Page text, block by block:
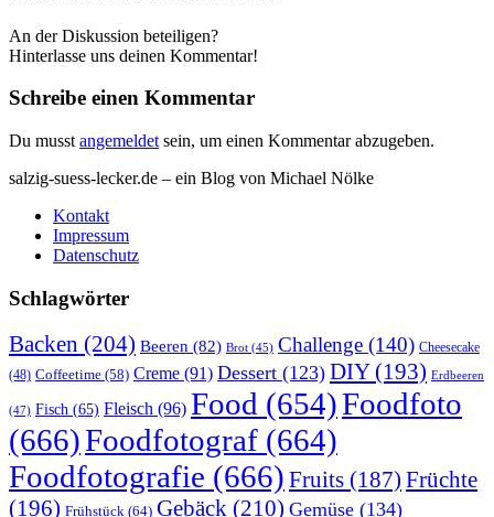
An der Diskussion beteiligen?
Hinterlasse uns deinen Kommentar!
Schreibe einen Kommentar
Du musst angemeldet sein, um einen Kommentar abzugeben.
salzig-suess-lecker.de – ein Blog von Michael Nölke
Kontakt
Impressum
Datenschutz
Schlagwörter
Backen (204) Beeren (82) Brot (45) Challenge (140) Cheesecake
(48) Coffeetime (58) Creme (91) Dessert (123) DIY(193) Erdbeeren
(47) Fisch (65) Fleisch (96) Food (654)Foodfoto
(666)Foodfotograf (664)
Foodfotografie (666) Fruits (187) Früchte
(196) Frühstück (64) Gebäck (210) Gemüse (134)